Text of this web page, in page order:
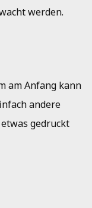
werden.
am Anfang kann
andere
gedruckt